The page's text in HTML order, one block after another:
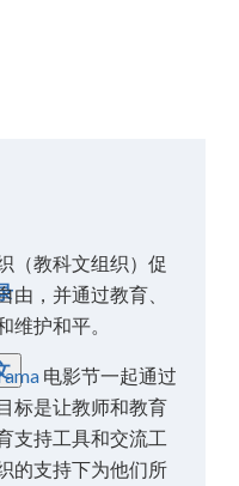
（教科文组织）促
由，并通过教育、
维护和平。
电影节一起通过
标是让教师和教育
支持工具和交流工
的支持下为他们所